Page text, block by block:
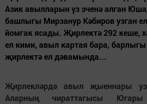
Азик авылларын үз эченә алган
башлыгы Мирзанур Кәбиров узган
йомгак ясады. Җирлектә 292 кеше,
ел кими, авыл картая бара, барлыгы
җирлектә ел дәвамында...
Җирлекләрдә авыл җыеннары
Аларның чираттагысы